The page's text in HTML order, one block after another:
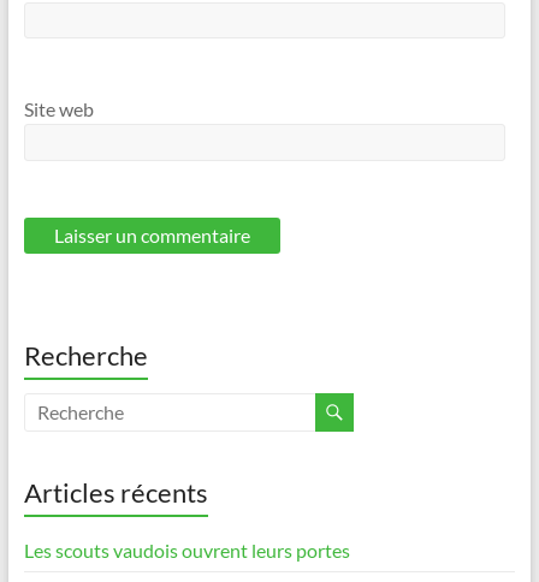
Site web
Recherche
Articles récents
Les scouts vaudois ouvrent leurs portes